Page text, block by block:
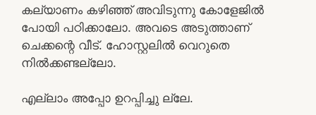
കല്യാണം കഴിഞ്ഞ് അവിടുന്നു കോളേജിൽ
പോയി പഠിക്കാലോ. അവടെ അടുത്താണ്
ചെക്കന്റെ വീട്. ഹോസ്റ്റലിൽ വെറുതെ
നിൽക്കണ്ടല്ലോ.
എല്ലാം അപ്പോ ഉറപ്പിച്ചു ല്ലേ.